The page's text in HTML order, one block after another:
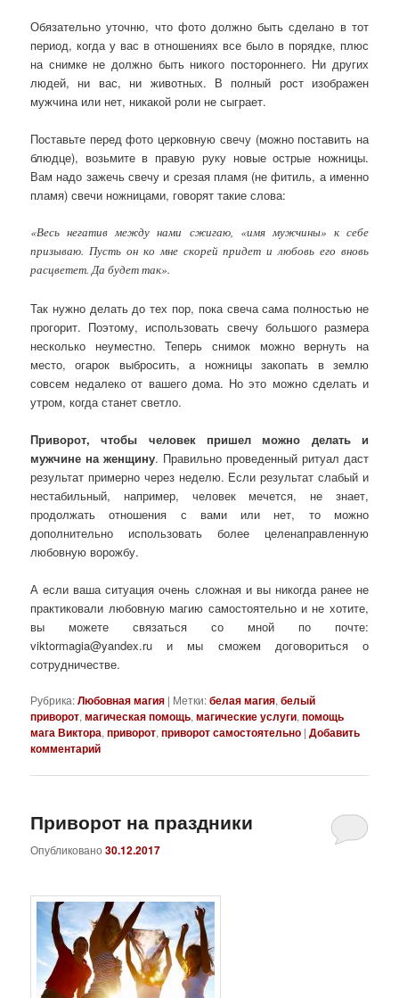
Обязательно уточню, что фото должно быть сделано в тот
период, когда у вас в отношениях все было в порядке, плюс
на снимке не должно быть никого постороннего. Ни других
людей, ни вас, ни животных. В полный рост изображен
мужчина или нет, никакой роли не сыграет.
Поставьте перед фото церковную свечу (можно поставить на
блюдце), возьмите в правую руку новые острые ножницы.
Вам надо зажечь свечу и срезая пламя (не фитиль, а именно
пламя) свечи ножницами, говорят такие слова:
«Весь негатив между нами сжигаю, «имя мужчины» к себе
призываю. Пусть он ко мне скорей придет и любовь его вновь
расцветет. Да будет так».
Так нужно делать до тех пор, пока свеча сама полностью не
прогорит. Поэтому, использовать свечу большого размера
несколько неуместно. Теперь снимок можно вернуть на
место, огарок выбросить, а ножницы закопать в землю
совсем недалеко от вашего дома. Но это можно сделать и
утром, когда станет светло.
Приворот, чтобы человек пришел можно делать и
мужчине на женщину. Правильно проведенный ритуал даст
результат примерно через неделю. Если результат слабый и
нестабильный, например, человек мечется, не знает,
продолжать отношения с вами или нет, то можно
дополнительно использовать более целенаправленную
любовную ворожбу.
А если ваша ситуация очень сложная и вы никогда ранее не
практиковали любовную магию самостоятельно и не хотите,
вы можете связаться со мной по почте:
viktormagia@yandex.ru и мы сможем договориться о
сотрудничестве.
Рубрика:Любовная магия | Метки:белая магия,белый
приворот,магическая помощь,магические услуги,помощь
мага Виктора,приворот,приворот самостоятельно |Добавить
комментарий
Приворот на праздники
Опубликовано30.12.2017